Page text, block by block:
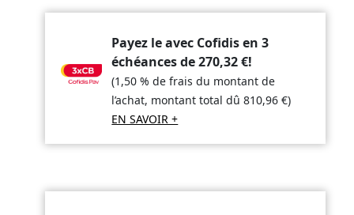
Payez le avec Cofidis en 3
échéances de270,32€!
(1,50 % de frais du montant de
l’achat, montant total dû810,96€)
EN SAVOIR +